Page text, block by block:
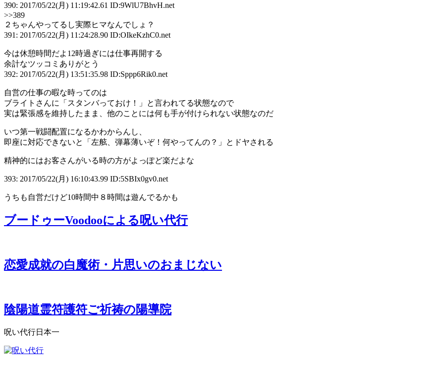
390: 2017/05/22(月) 11:19:42.61 ID:9WlU7BhvH.net
>>389
２ちゃんやってるし実際ヒマなんでしょ？
391: 2017/05/22(月) 11:24:28.90 ID:OIkeKzhC0.net
今は休憩時間だよ12時過ぎには仕事再開する
余計なツッコミありがとう
392: 2017/05/22(月) 13:51:35.98 ID:Sppp6Rik0.net
自営の仕事の暇な時ってのは
ブライトさんに「スタンバっておけ！」と言われてる状態なので
実は緊張感を維持したまま、他のことには何も手が付けられない状態なのだ
いつ第一戦闘配置になるかわからんし、
即座に対応できないと「左舷、弾幕薄いぞ！何やってんの？」とドヤされる
精神的にはお客さんがいる時の方がよっぽど楽だよな
393: 2017/05/22(月) 16:10:43.99 ID:5SBIx0gv0.net
うちも自営だけど10時間中８時間は遊んでるかも
ブードゥーVoodooによる呪い代行
恋愛成就の白魔術・片思いのおまじない
陰陽道霊符護符ご祈祷の陽導院
呪い代行日本一